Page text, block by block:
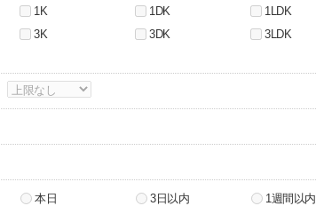
1K 1DK 1LDK
3K 3DK 3LDK
本日 3日以内 1週間以内